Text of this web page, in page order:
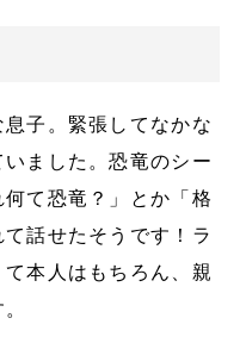
子。緊張してなかな
ました。恐竜のシー
て恐竜？」とか「格
話せたそうです！ラ
本人はもちろん、親